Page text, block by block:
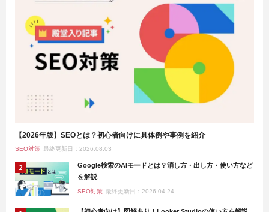
【2026年版】SEOとは？初心者向けに具体例や事例を紹介
SEO対策 最終更新日：2026.08.03
Google検索のAIモードとは？消し方・出し方・使い方など
を解説
SEO対策 最終更新日：2026.04.24